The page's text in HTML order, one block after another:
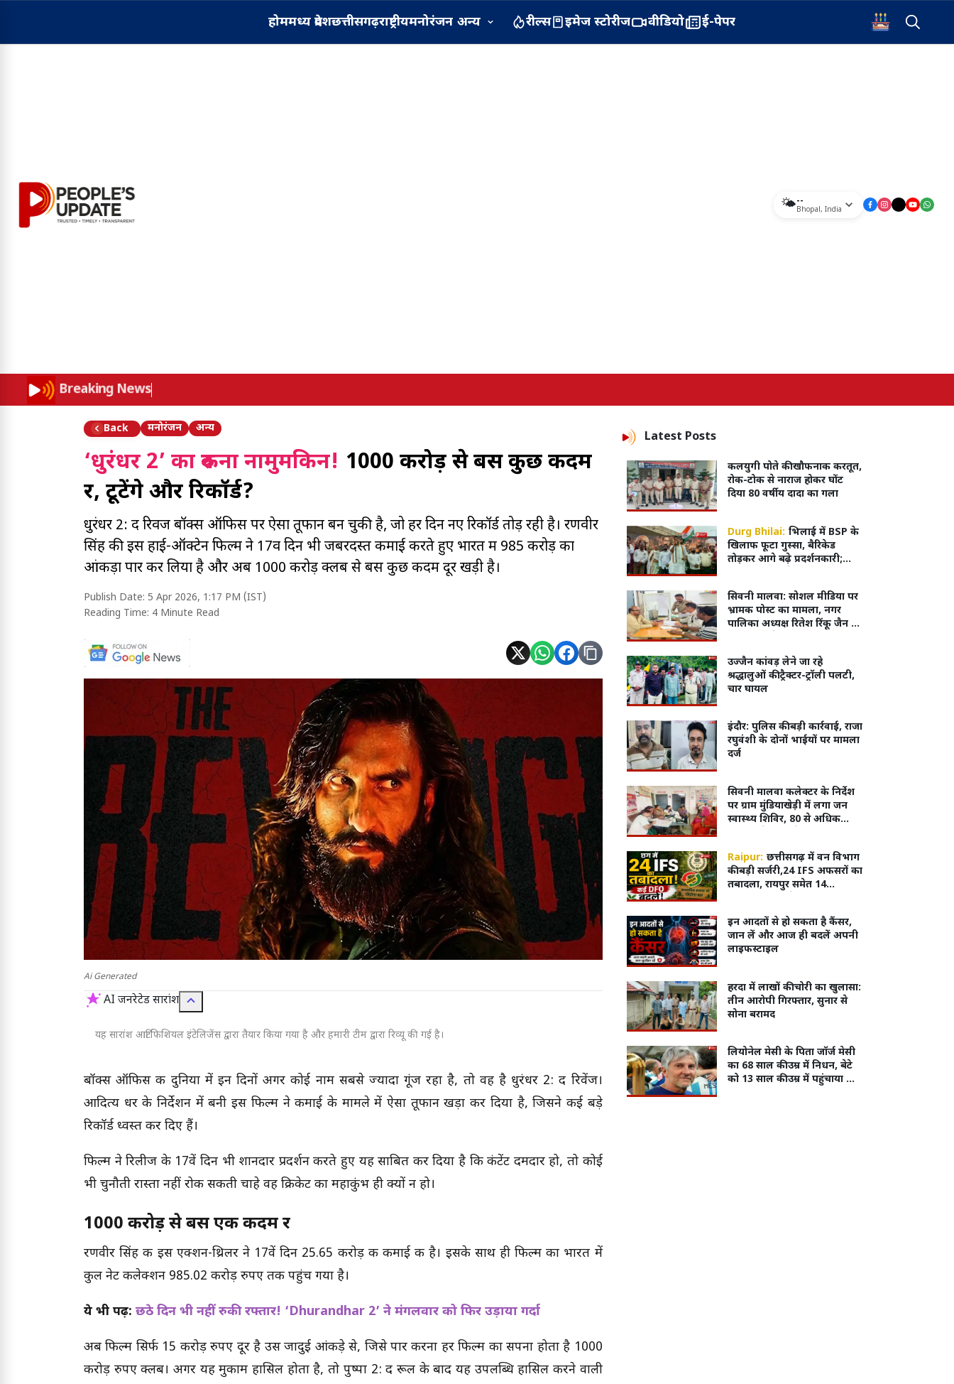
होममध्य प्रदेशछत्तीसगढ़राष्ट्रीयमनोरंजन अन्य रील्स इमेज स्टोरीज वीडियो ई-पेपर
🌤️--
Bhopal , India
Breaking News
Back मनोरंजन अन्य
‘धुरंधर 2’ का रुकना नामुमकिन! 1000 करोड़ से बस कुछ कदम
दूर, टूटेंगे और रिकॉर्ड?
धुरंधर 2: द रिवेंज बॉक्स ऑफिस पर ऐसा तूफान बन चुकी है, जो हर दिन नए रिकॉर्ड तोड़ रही है। रणवीर
सिंह की इस हाई-ऑक्टेन फिल्म ने 17वें दिन भी जबरदस्त कमाई करते हुए भारत में 985 करोड़ का
आंकड़ा पार कर लिया है और अब 1000 करोड़ क्लब से बस कुछ कदम दूर खड़ी है।
Publish Date: 5 Apr 2026, 1:17 PM (IST)
Reading Time: 4 Minute Read
Ai Generated
AI जनरेटेड सारांश
यह सारांश आर्टिफिशियल इंटेलिजेंस द्वारा तैयार किया गया है और हमारी टीम द्वारा रिव्यू की गई है।
बॉक्स ऑफिस की दुनिया में इन दिनों अगर कोई नाम सबसे ज्यादा गूंज रहा है, तो वह है धुरंधर 2: द रिवेंज।
आदित्य धर के निर्देशन में बनी इस फिल्म ने कमाई के मामले में ऐसा तूफान खड़ा कर दिया है, जिसने कई बड़े
रिकॉर्ड ध्वस्त कर दिए हैं।
फिल्म ने रिलीज के 17वें दिन भी शानदार प्रदर्शन करते हुए यह साबित कर दिया है कि कंटेंट दमदार हो, तो कोई
भी चुनौती रास्ता नहीं रोक सकती चाहे वह क्रिकेट का महाकुंभ ही क्यों न हो।
1000 करोड़ से बस एक कदम दूर
रणवीर सिंह की इस एक्शन-थ्रिलर ने 17वें दिन 25.65 करोड़ की कमाई की है। इसके साथ ही फिल्म का भारत में
कुल नेट कलेक्शन 985.02 करोड़ रुपए तक पहुंच गया है।
ये भी पढ़ें: छठे दिन भी नहीं रुकी रफ्तार! ‘Dhurandhar 2’ ने मंगलवार को फिर उड़ाया गर्दा
अब फिल्म सिर्फ 15 करोड़ रुपए दूर है उस जादुई आंकड़े से, जिसे पार करना हर फिल्म का सपना होता है 1000
करोड़ रुपए क्लब। अगर यह मुकाम हासिल होता है, तो पुष्पा 2: द रूल के बाद यह उपलब्धि हासिल करने वाली
Latest Posts
कलयुगी पोते की खौफनाक करतूत,
रोक-टोक से नाराज होकर घोंट
दिया 80 वर्षीय दादा का गला
Durg Bhilai: भिलाई में BSP के
खिलाफ फूटा गुस्सा, बैरिकेड
तोड़कर आगे बढ़े प्रदर्शनकारी;
सिवनी मालवा: सोशल मीडिया पर
भ्रामक पोस्ट का मामला, नगर
पालिका अध्यक्ष रितेश रिंकू जैन ने
उज्जैन कांवड़ लेने जा रहे
श्रद्धालुओं की ट्रैक्टर-ट्रॉली पलटी,
चार घायल
इंदौर: पुलिस की बड़ी कार्रवाई, राजा
रघुवंशी के दोनों भाईयों पर मामला
दर्ज
सिवनी मालवा कलेक्टर के निर्देश
पर ग्राम मुंडियाखेड़ी में लगा जन
स्वास्थ्य शिविर, 80 से अधिक
Raipur: छत्तीसगढ़ में वन विभाग
की बड़ी सर्जरी,24 IFS अफसरों का
तबादला, रायपुर समेत 14
इन आदतों से हो सकता है कैंसर,
जान लें और आज ही बदलें अपनी
लाइफस्टाइल
हरदा में लाखों की चोरी का खुलासा:
तीन आरोपी गिरफ्तार, सुनार से
सोना बरामद
लियोनेल मेसी के पिता जॉर्ज मेसी
का 68 साल की उम्र में निधन, बेटे
को 13 साल की उम्र में पहुंचाया था